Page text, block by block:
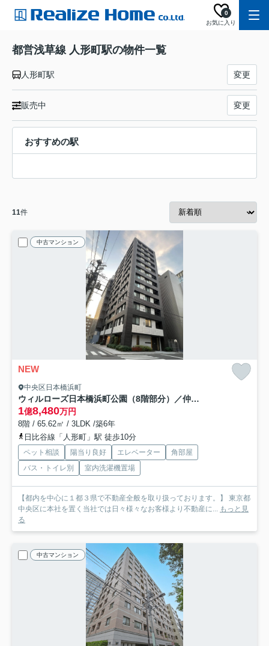
お気に入り
0
都営浅草線 人形町駅の物件一覧
人形町駅 変更
販売中 変更
おすすめの駅
11件
中古マンション
NEW
中央区日本橋浜町
ウィルローズ日本橋浜町公園（8階部分）／仲介手数料無料／新規リフォーム
1億8,480万円
8階 / 65.62㎡ / 3LDK /築6年
日比谷線「人形町」駅 徒歩10分
ペット相談 陽当り良好 エレベーター
角部屋
バス・トイレ別
室内洗濯機置場
【都内を中心に１都３県で不動産全般を取り扱っております。】 東京都
中央区に本社を置く当社では日々様々なお客様より不動産に... もっと見
る
中古マンション